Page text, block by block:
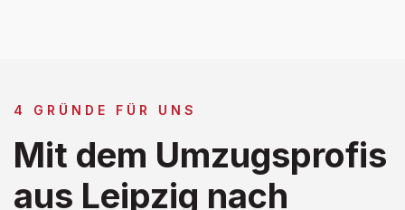
4 GRÜNDE FÜR UNS
Mit dem Umzugsprofis
aus Leipzig nach